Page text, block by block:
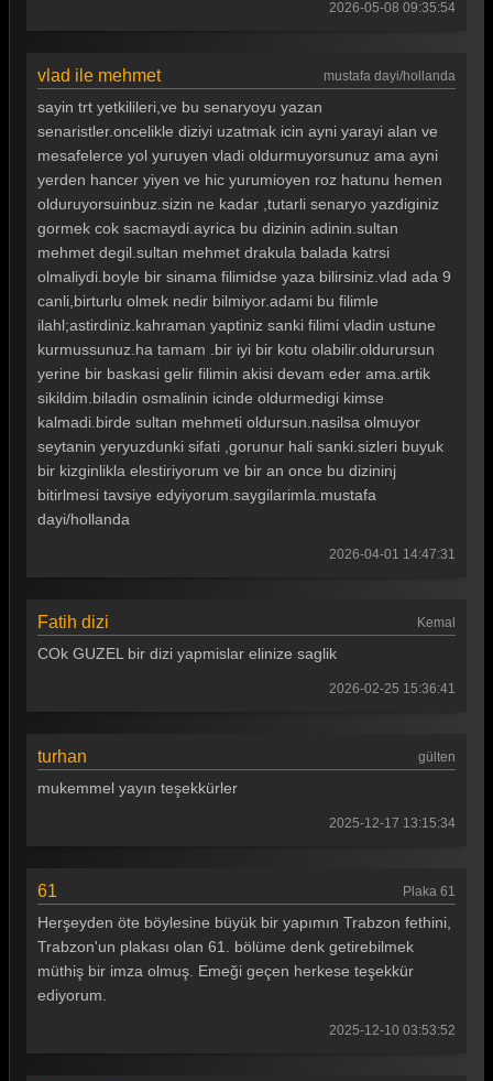
2026-05-08 09:35:54
vlad ile mehmet mustafa dayi/hollanda
sayin trt yetkilileri,ve bu senaryoyu yazan
senaristler.oncelikle diziyi uzatmak icin ayni yarayi alan ve
mesafelerce yol yuruyen vladi oldurmuyorsunuz ama ayni
yerden hancer yiyen ve hic yurumioyen roz hatunu hemen
olduruyorsuinbuz.sizin ne kadar ,tutarli senaryo yazdiginiz
gormek cok sacmaydi.ayrica bu dizinin adinin.sultan
mehmet degil.sultan mehmet drakula balada katrsi
olmaliydi.boyle bir sinama filimidse yaza bilirsiniz.vlad ada 9
canli,birturlu olmek nedir bilmiyor.adami bu filimle
ilahl;astirdiniz.kahraman yaptiniz sanki filimi vladin ustune
kurmussunuz.ha tamam .bir iyi bir kotu olabilir.oldurursun
yerine bir baskasi gelir filimin akisi devam eder ama.artik
sikildim.biladin osmalinin icinde oldurmedigi kimse
kalmadi.birde sultan mehmeti oldursun.nasilsa olmuyor
seytanin yeryuzdunki sifati ,gorunur hali sanki.sizleri buyuk
bir kizginlikla elestiriyorum ve bir an once bu dizininj
bitirlmesi tavsiye edyiyorum.saygilarimla.mustafa
dayi/hollanda
2026-04-01 14:47:31
Fatih dizi Kemal
COk GUZEL bir dizi yapmislar elinize saglik
2026-02-25 15:36:41
turhan gülten
mukemmel yayın teşekkürler
2025-12-17 13:15:34
61 Plaka 61
Herşeyden öte böylesine büyük bir yapımın Trabzon fethini,
Trabzon'un plakası olan 61. bölüme denk getirebilmek
müthiş bir imza olmuş. Emeği geçen herkese teşekkür
ediyorum.
2025-12-10 03:53:52